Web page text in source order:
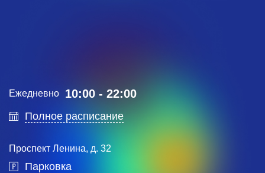
Ежедневно 10:00 - 22:00
Полное расписание
Проспект Ленина, д. 32
Парковка